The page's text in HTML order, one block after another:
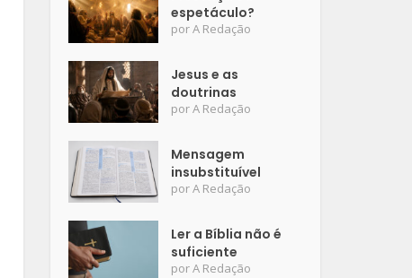
espetáculo?
porA Redação
Jesus e as
doutrinas
porA Redação
Mensagem
insubstituível
porA Redação
Ler a Bíblia não é
suficiente
porA Redação